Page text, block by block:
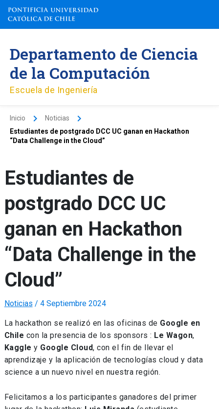
contenido
Departamento de Ciencia
de la Computación
Escuela de Ingeniería
Inicio
Noticias
Estudiantes de postgrado DCC UC ganan en Hackathon
“Data Challenge in the Cloud”
Estudiantes de
postgrado DCC UC
ganan en Hackathon
“Data Challenge in the
Cloud”
Noticias / 4 Septiembre 2024
La hackathon se realizó en las oficinas de Google en
Chile con la presencia de los sponsors : Le Wagon,
Kaggle y Google Cloud, con el fin de llevar el
aprendizaje y la aplicación de tecnologías cloud y data
science a un nuevo nivel en nuestra región.
Felicitamos a los participantes ganadores del primer